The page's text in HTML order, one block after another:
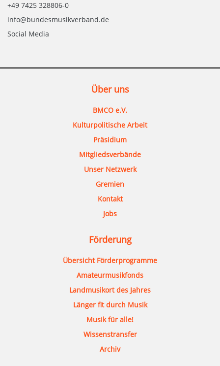
+49 7425 328806-0
info@bundesmusikverband.de
Social Media
Über uns
BMCO e.V.
Kulturpolitische Arbeit
Präsidium
Mitgliedsverbände
Unser Netzwerk
Gremien
Kontakt
Jobs
Förderung
Übersicht Förderprogramme
Amateurmusikfonds
Landmusikort des Jahres
Länger fit durch Musik
Musik für alle!
Wissenstransfer
Archiv